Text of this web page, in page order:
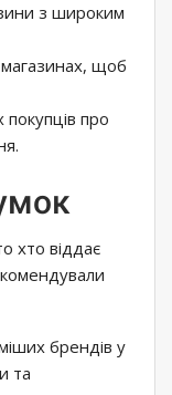
з широким
магазинах, щоб
покупців про
хто віддає
брендів у
та